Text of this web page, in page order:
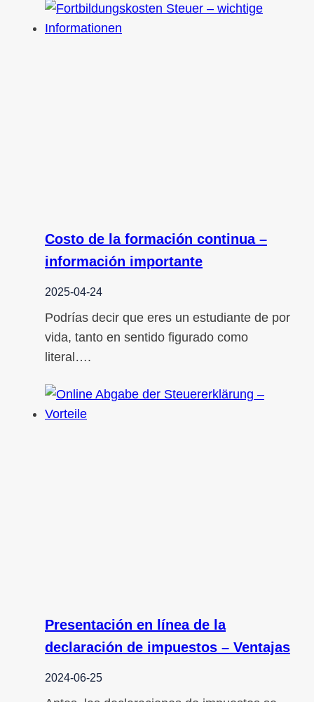
Costo de la formación continua –
información importante
2025-04-24
Podrías decir que eres un estudiante de por
vida, tanto en sentido figurado como
literal….
Presentación en línea de la
declaración de impuestos – Ventajas
2024-06-25